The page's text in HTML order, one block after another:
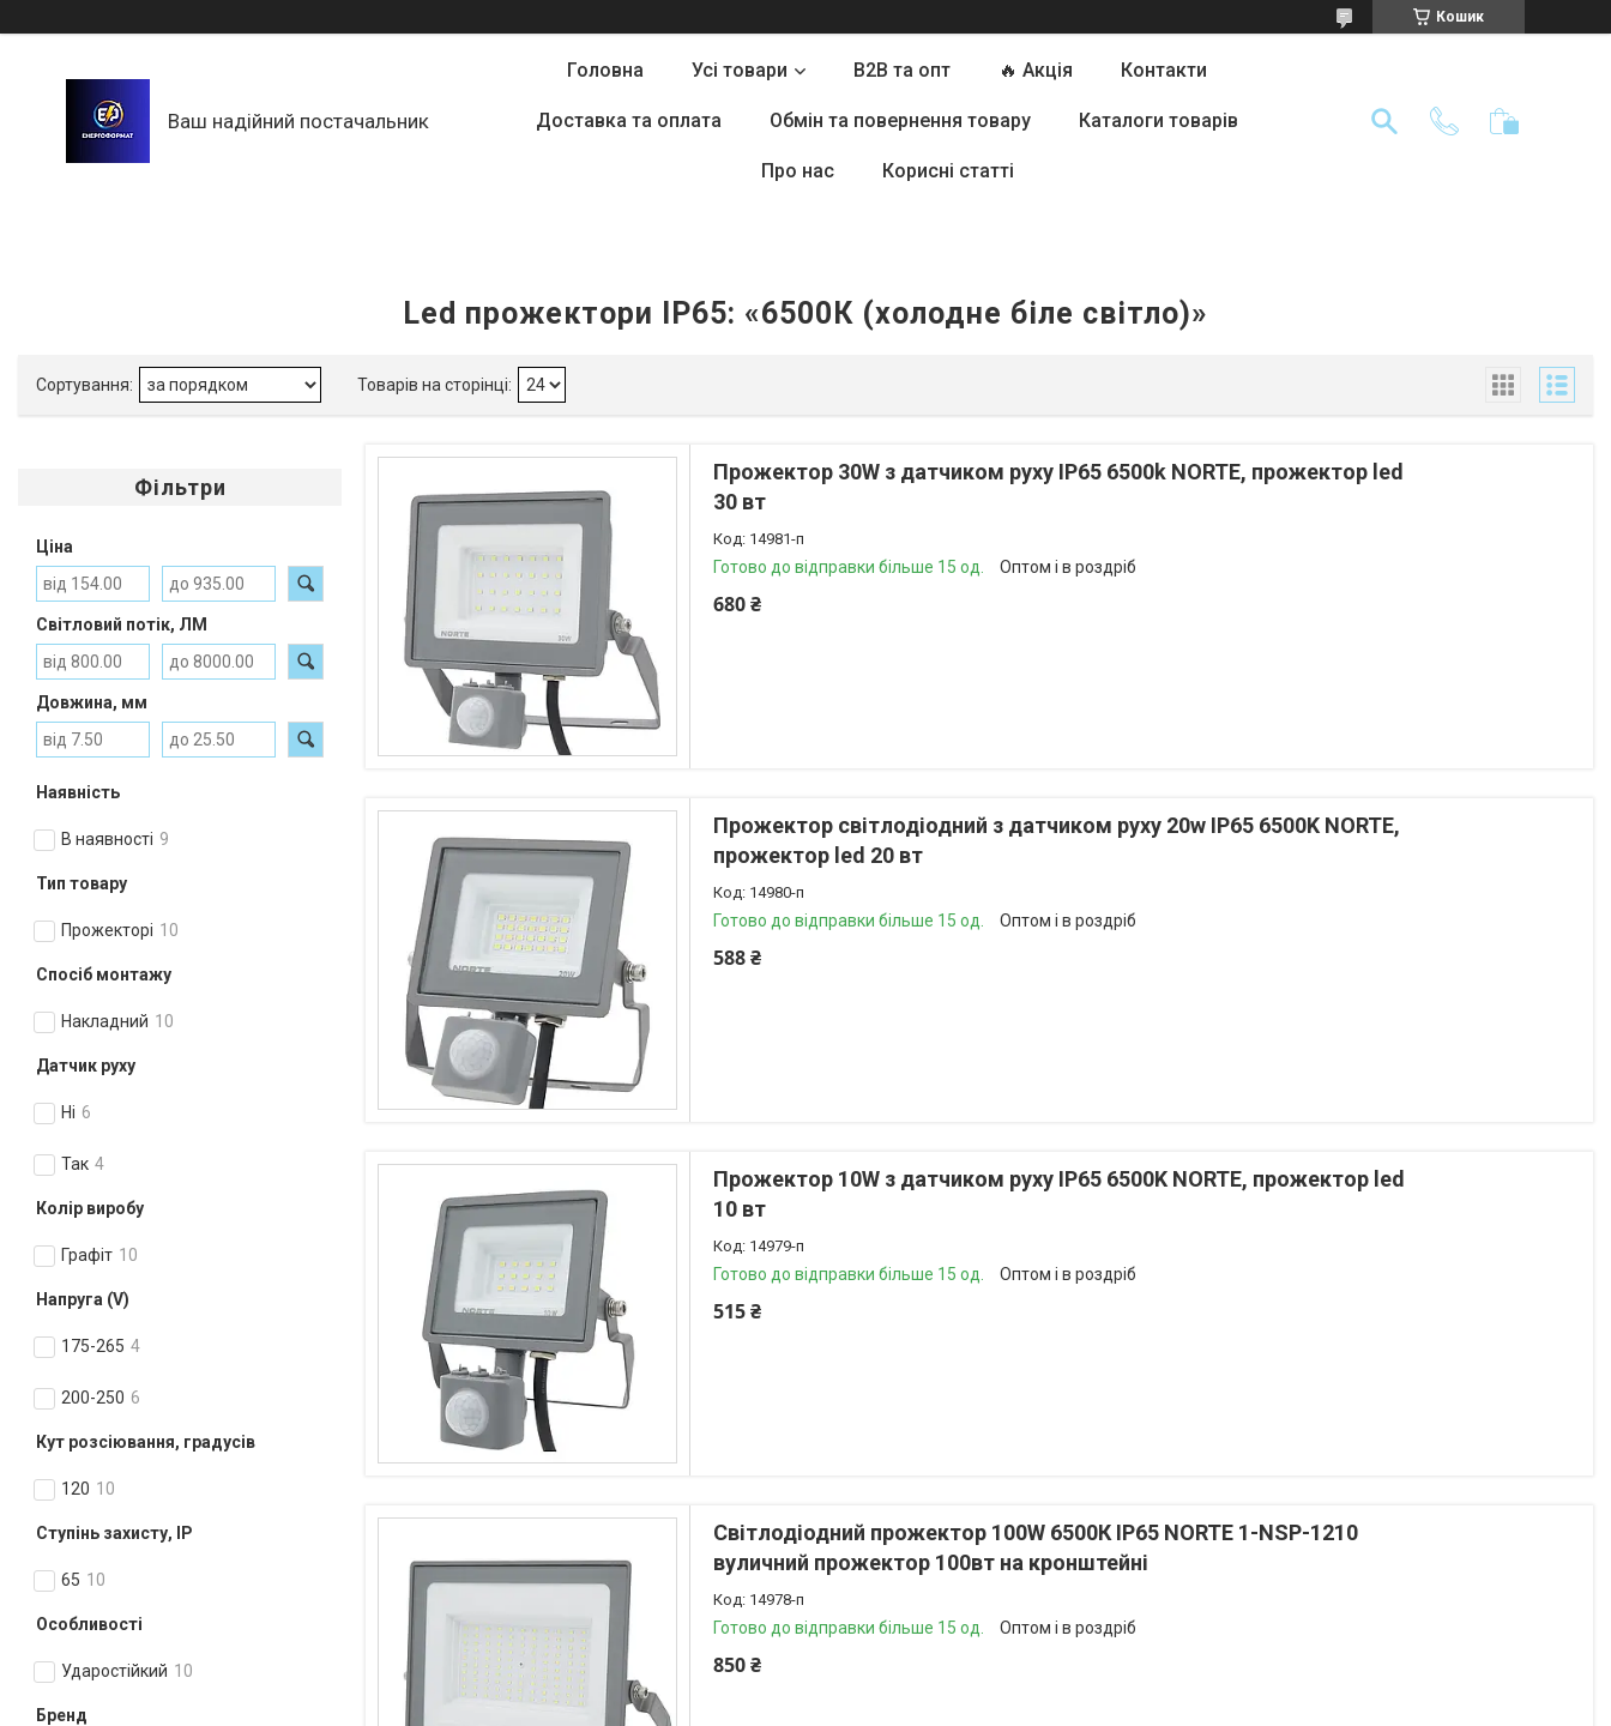
Кошик
Ваш надійний постачальник
Головна Усі товари B2B та опт 🔥 Акція Контакти
Доставка та оплата Обмін та повернення товару Каталоги товарів
Про нас Корисні статті
Led прожектори IP65: «6500К (холодне біле світло)»
Фільтри
Ціна
Світловий потік, ЛМ
Довжина, мм
Наявність
В наявності 9
Тип товару
Прожекторі 10
Спосіб монтажу
Накладний 10
Датчик руху
Ні 6
Так 4
Колір виробу
Графіт 10
Напруга (V)
175-265 4
200-250 6
Кут розсіювання, градусів
120 10
Ступінь захисту, IP
65 10
Особливості
Ударостійкий 10
Бренд
Прожектор 30W з датчиком руху IP65 6500k NORTE, прожектор led
30 вт
14981-п
Готово до відправки більше 15 од. Оптом і в роздріб
680 ₴
Прожектор світлодіодний з датчиком руху 20w IP65 6500K NORTE,
прожектор led 20 вт
14980-п
Готово до відправки більше 15 од. Оптом і в роздріб
588 ₴
Прожектор 10W з датчиком руху IP65 6500K NORTE, прожектор led
10 вт
14979-п
Готово до відправки більше 15 од. Оптом і в роздріб
515 ₴
Світлодіодний прожектор 100W 6500К IP65 NORTE 1-NSP-1210
вуличний прожектор 100вт на кронштейні
14978-п
Готово до відправки більше 15 од. Оптом і в роздріб
850 ₴